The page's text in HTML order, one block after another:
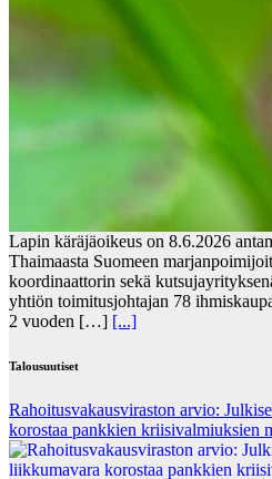
Lapin käräjäoikeus on 8.6.2026
Thaimaasta Suomeen
koordinaattorin sekä
yhtiön toimitusjohtajan 78
2 vuoden […] [...]
Talousuutiset
Rahoitusvakausviraston arvio:
korostaa pankkien kriisivalmiuksien